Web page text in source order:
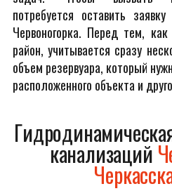
потребуется оставить
Червоногорка. Перед тем,
район, учитывается сразу
объем резервуара, который
расположенного объекта и
канализаций